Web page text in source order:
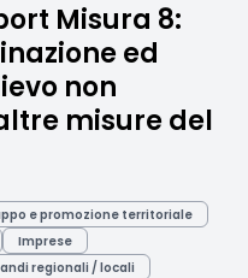
Misura 8:
ed
non
misure del
e promozione territoriale
Imprese
regionali / locali